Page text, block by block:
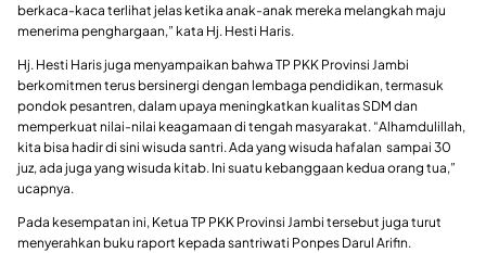
berkaca-kaca terlihat jelas ketika anak-anak mereka melangkah maju
menerima penghargaan,” kata Hj. Hesti Haris.
Hj. Hesti Haris juga menyampaikan bahwa TP PKK Provinsi Jambi
berkomitmen terus bersinergi dengan lembaga pendidikan, termasuk
pondok pesantren, dalam upaya meningkatkan kualitas SDM dan
memperkuat nilai-nilai keagamaan di tengah masyarakat. “Alhamdulillah,
kita bisa hadir di sini wisuda santri. Ada yang wisuda hafalan sampai 30
juz, ada juga yang wisuda kitab. Ini suatu kebanggaan kedua orang tua,”
ucapnya.
Pada kesempatan ini, Ketua TP PKK Provinsi Jambi tersebut juga turut
menyerahkan buku raport kepada santriwati Ponpes Darul Arifin.